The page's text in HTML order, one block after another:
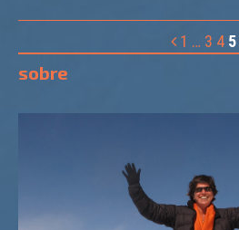
1 … 3 4 5
sobre